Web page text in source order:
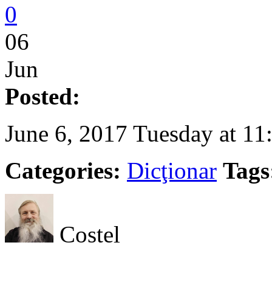
0
06
Jun
Posted:
June 6, 2017 Tuesday at
Categories: Dicţionar
Costel